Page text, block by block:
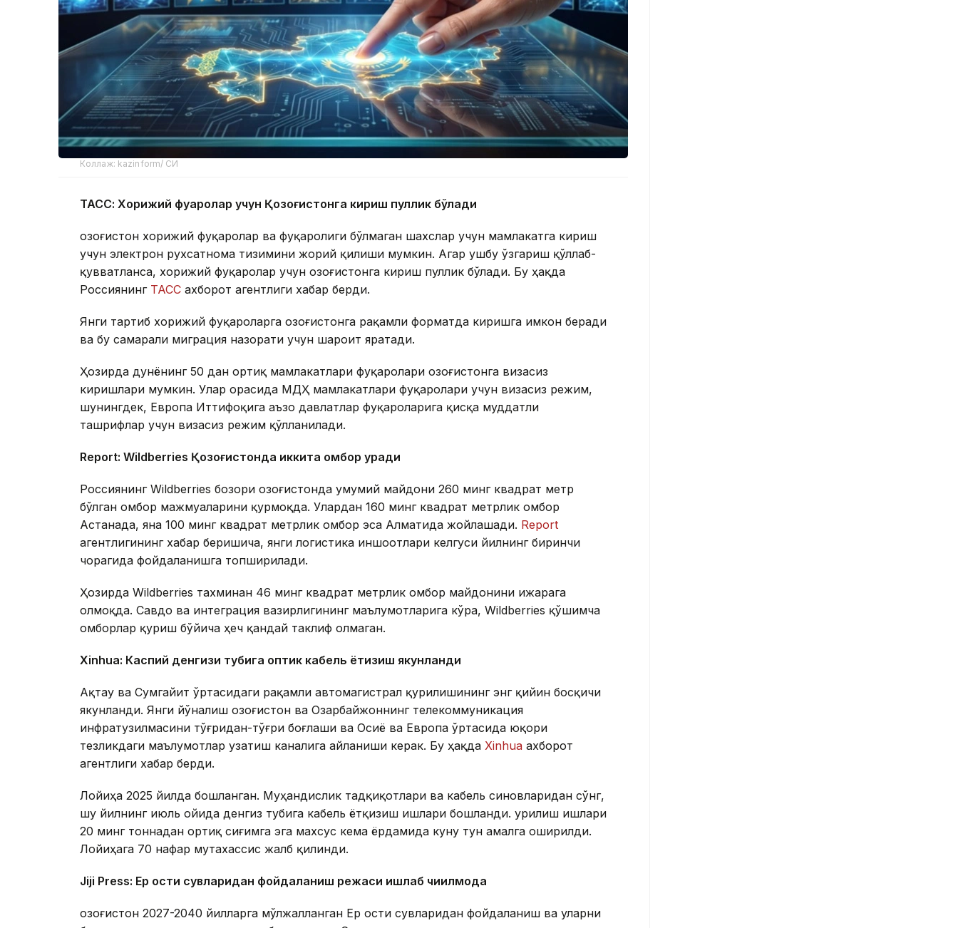
Коллаж: kazinform/ СИ
ТАСС: Хорижий фуқаролар учун Қозоғистонга кириш пуллик бўлади
Қозоғистон хорижий фуқаролар ва фуқаролиги бўлмаган шахслар учун мамлакатга кириш
учун электрон рухсатнома тизимини жорий қилиши мумкин. Агар ушбу ўзгариш қўллаб-
қувватланса, хорижий фуқаролар учун Қозоғистонга кириш пуллик бўлади. Бу ҳақда
Россиянинг ТАСС ахборот агентлиги хабар берди.
Янги тартиб хорижий фуқароларга Қозоғистонга рақамли форматда киришга имкон беради
ва бу самарали миграция назорати учун шароит яратади.
Ҳозирда дунёнинг 50 дан ортиқ мамлакатлари фуқаролари Қозоғистонга визасиз
киришлари мумкин. Улар орасида МДҲ мамлакатлари фуқаролари учун визасиз режим,
шунингдек, Европа Иттифоқига аъзо давлатлар фуқароларига қисқа муддатли
ташрифлар учун визасиз режим қўлланилади.
Report: Wildberries Қозоғистонда иккита омбор қуради
Россиянинг Wildberries бозори Қозоғистонда умумий майдони 260 минг квадрат метр
бўлган омбор мажмуаларини қурмоқда. Улардан 160 минг квадрат метрлик омбор
Астанада, яна 100 минг квадрат метрлик омбор эса Алматида жойлашади. Report
агентлигининг хабар беришича, янги логистика иншоотлари келгуси йилнинг биринчи
чорагида фойдаланишга топширилади.
Ҳозирда Wildberries тахминан 46 минг квадрат метрлик омбор майдонини ижарага
олмоқда. Савдо ва интеграция вазирлигининг маълумотларига кўра, Wildberries қўшимча
омборлар қуриш бўйича ҳеч қандай таклиф олмаган.
Xinhuа: Каспий денгизи тубига оптик кабель ётқизиш якунланди
Ақтау ва Сумгайит ўртасидаги рақамли автомагистрал қурилишининг энг қийин босқичи
якунланди. Янги йўналиш Қозоғистон ва Озарбайжоннинг телекоммуникация
инфратузилмасини тўғридан-тўғри боғлаши ва Осиё ва Европа ўртасида юқори
тезликдаги маълумотлар узатиш каналига айланиши керак. Бу ҳақда Xinhua ахборот
агентлиги хабар берди.
Лойиҳа 2025 йилда бошланган. Муҳандислик тадқиқотлари ва кабель синовларидан сўнг,
шу йилнинг июль ойида денгиз тубига кабель ётқизиш ишлари бошланди. Қурилиш ишлари
20 минг тоннадан ортиқ сиғимга эга махсус кема ёрдамида куну тун амалга оширилди.
Лойиҳага 70 нафар мутахассис жалб қилинди.
Jiji Press: Ер ости сувларидан фойдаланиш режаси ишлаб чиқилмоқда
Қозоғистон 2027-2040 йилларга мўлжалланган Ер ости сувларидан фойдаланиш ва уларни